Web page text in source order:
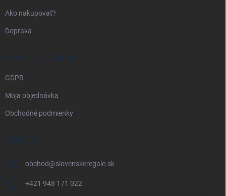
Ako nakupovať?
Doprava
PRÁVNE INFORMÁCIE
GDPR
Moja objednávka
Obchodné podmienky
KONTAKT
obchod@slovenskeregale.sk
+421 948 171 022